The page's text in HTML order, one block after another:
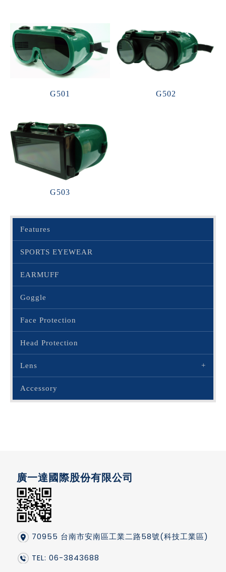
G501 G502
G503
Features
SPORTS EYEWEAR
EARMUFF
Goggle
Face Protection
Head Protection
Lens
Accessory
廣一達國際股份有限公司
70955 台南市安南區工業二路58號(科技工業區)
TEL: 06-3843688